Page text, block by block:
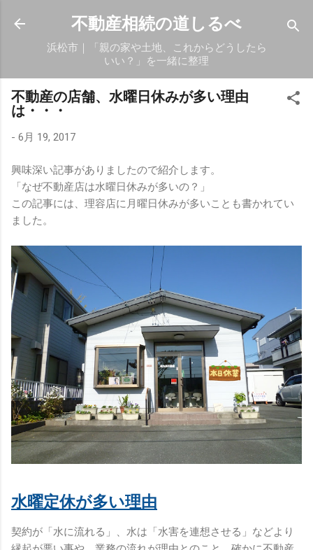
スキップしてメイン コンテンツに移動
不動産相続の道しるべ
浜松市｜「親の家や土地、これからどうしたら
いい？」を一緒に整理
不動産の店舗、水曜日休みが多い理由
は・・・
- 6月 19, 2017
興味深い記事がありましたので紹介します。
「なぜ不動産店は水曜日休みが多いの？」
この記事には、理容店に月曜日休みが多いことも書かれてい
ました。
水曜定休が多い理由
契約が「水に流れる」、水は「水害を連想させる」などより